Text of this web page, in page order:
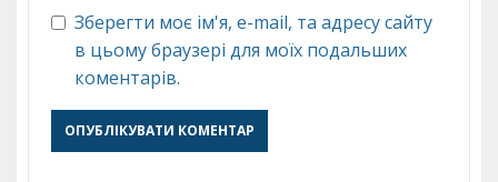
Зберегти моє ім'я, e-mail, та адресу сайту
в цьому браузері для моїх подальших
коментарів.